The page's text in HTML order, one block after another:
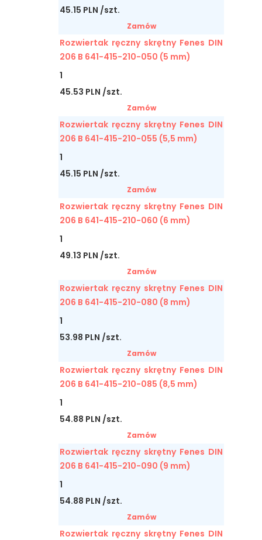
45.15 PLN /szt.
Zamów
Rozwiertak ręczny skrętny Fenes DIN
206 B 641-415-210-050 (5 mm)
1
45.53 PLN /szt.
Zamów
Rozwiertak ręczny skrętny Fenes DIN
206 B 641-415-210-055 (5,5 mm)
1
45.15 PLN /szt.
Zamów
Rozwiertak ręczny skrętny Fenes DIN
206 B 641-415-210-060 (6 mm)
1
49.13 PLN /szt.
Zamów
Rozwiertak ręczny skrętny Fenes DIN
206 B 641-415-210-080 (8 mm)
1
53.98 PLN /szt.
Zamów
Rozwiertak ręczny skrętny Fenes DIN
206 B 641-415-210-085 (8,5 mm)
1
54.88 PLN /szt.
Zamów
Rozwiertak ręczny skrętny Fenes DIN
206 B 641-415-210-090 (9 mm)
1
54.88 PLN /szt.
Zamów
Rozwiertak ręczny skrętny Fenes DIN